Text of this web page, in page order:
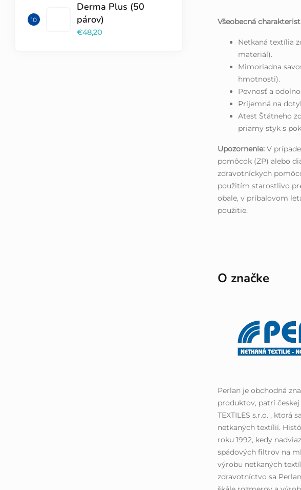
Derma Plus (50
párov)
€48,20
Všeobecná
Netkaná textília
materiál).
Mimoriadna
hmotnosti).
Pevnosť a
Príjemná na
Atest Štátneho
priamy styk s
Upozornenie:V
pomôcok (ZP) alebo
zdravotníckych
použitím starostlivo
obale, v príbalovom
použitie.
O značke
Perlan je obchodná
produktov, patrí
TEXTILES s.r.o. , ktorá
netkaných textílií.
roku 1992, kedy
spádových filtrov na
výrobu netkaných
zdravotníctvo sa